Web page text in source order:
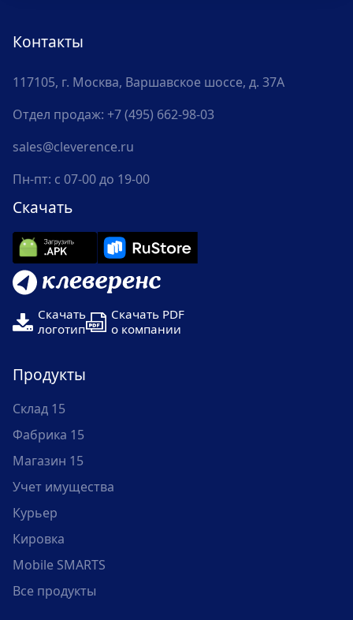
Контакты
117105, г. Москва, Варшавское шоссе, д. 37А
Отдел продаж: +7 (495) 662-98-03
sales@cleverence.ru
Пн-пт: с 07-00 до 19-00
Скачать
Скачать
логотип
Скачать PDF
о компании
Продукты
Склад 15
Фабрика 15
Магазин 15
Учет имущества
Курьер
Кировка
Mobile SMARTS
Все продукты